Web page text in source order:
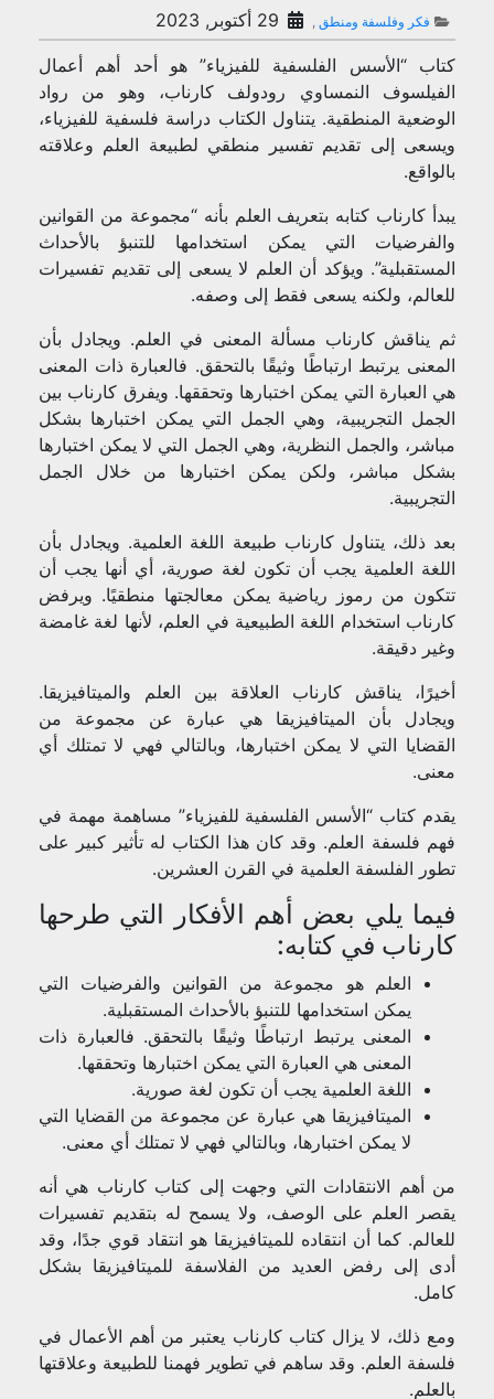
فكر وفلسفة ومنطق ,
كتاب “الأسس الفلسفية للفيزياء” هو أحد أهم أعمال
الفيلسوف النمساوي رودولف كارناب، وهو من رواد
الوضعية المنطقية. يتناول الكتاب دراسة فلسفية للفيزياء،
ويسعى إلى تقديم تفسير منطقي لطبيعة العلم وعلاقته
بالواقع.
يبدأ كارناب كتابه بتعريف العلم بأنه “مجموعة من القوانين
والفرضيات التي يمكن استخدامها للتنبؤ بالأحداث
المستقبلية”. ويؤكد أن العلم لا يسعى إلى تقديم تفسيرات
للعالم، ولكنه يسعى فقط إلى وصفه.
ثم يناقش كارناب مسألة المعنى في العلم. ويجادل بأن
المعنى يرتبط ارتباطًا وثيقًا بالتحقق. فالعبارة ذات المعنى
هي العبارة التي يمكن اختبارها وتحققها. ويفرق كارناب بين
الجمل التجريبية، وهي الجمل التي يمكن اختبارها بشكل
مباشر، والجمل النظرية، وهي الجمل التي لا يمكن اختبارها
بشكل مباشر، ولكن يمكن اختبارها من خلال الجمل
التجريبية.
بعد ذلك، يتناول كارناب طبيعة اللغة العلمية. ويجادل بأن
اللغة العلمية يجب أن تكون لغة صورية، أي أنها يجب أن
تتكون من رموز رياضية يمكن معالجتها منطقيًا. ويرفض
كارناب استخدام اللغة الطبيعية في العلم، لأنها لغة غامضة
وغير دقيقة.
أخيرًا، يناقش كارناب العلاقة بين العلم والميتافيزيقا.
ويجادل بأن الميتافيزيقا هي عبارة عن مجموعة من
القضايا التي لا يمكن اختبارها، وبالتالي فهي لا تمتلك أي
معنى.
يقدم كتاب “الأسس الفلسفية للفيزياء” مساهمة مهمة في
فهم فلسفة العلم. وقد كان هذا الكتاب له تأثير كبير على
تطور الفلسفة العلمية في القرن العشرين.
فيما يلي بعض أهم الأفكار التي طرحها
كارناب في كتابه:
العلم هو مجموعة من القوانين والفرضيات التي
يمكن استخدامها للتنبؤ بالأحداث المستقبلية.
المعنى يرتبط ارتباطًا وثيقًا بالتحقق. فالعبارة ذات
المعنى هي العبارة التي يمكن اختبارها وتحققها.
اللغة العلمية يجب أن تكون لغة صورية.
الميتافيزيقا هي عبارة عن مجموعة من القضايا التي
لا يمكن اختبارها، وبالتالي فهي لا تمتلك أي معنى.
من أهم الانتقادات التي وجهت إلى كتاب كارناب هي أنه
يقصر العلم على الوصف، ولا يسمح له بتقديم تفسيرات
للعالم. كما أن انتقاده للميتافيزيقا هو انتقاد قوي جدًا، وقد
أدى إلى رفض العديد من الفلاسفة للميتافيزيقا بشكل
كامل.
ومع ذلك، لا يزال كتاب كارناب يعتبر من أهم الأعمال في
فلسفة العلم. وقد ساهم في تطوير فهمنا للطبيعة وعلاقتها
بالعلم.